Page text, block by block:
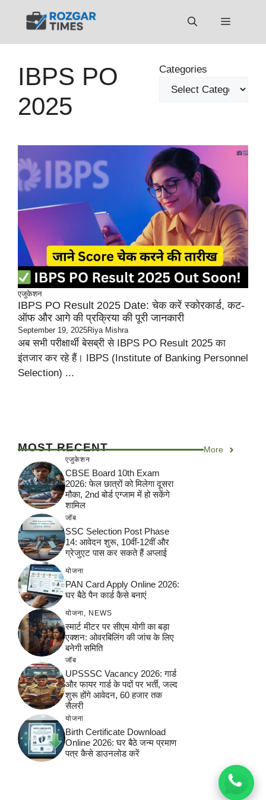
Menu
IBPS PO
2025
Categories
एजुकेशन
IBPS PO Result 2025 Date: चेक करें स्कोरकार्ड, कट-
ऑफ और आगे की प्रक्रिया की पूरी जानकारी
September 19, 2025Riya Mishra
अब सभी परीक्षार्थी बेसब्री से IBPS PO Result 2025 का
इंतजार कर रहे हैं। IBPS (Institute of Banking Personnel
Selection) ...
MOST RECENT More
एजुकेशन
CBSE Board 10th Exam
2026: फेल छात्रों को मिलेगा दूसरा
मौका, 2nd बोर्ड एग्जाम में हो सकेंगे
शामिल
जॉब
SSC Selection Post Phase
14: आवेदन शुरू, 10वीं-12वीं और
ग्रेजुएट पास कर सकते हैं अप्लाई
योजना
PAN Card Apply Online 2026:
घर बैठे पैन कार्ड कैसे बनाएं
योजना NEWS
स्मार्ट मीटर पर सीएम योगी का बड़ा
एक्शन: ओवरबिलिंग की जांच के लिए
बनेगी समिति
जॉब
UPSSSC Vacancy 2026: गार्ड
और फायर गार्ड के पदों पर भर्ती, जल्द
शुरू होंगे आवेदन, 60 हजार तक
सैलरी
योजना
Birth Certificate Download
Online 2026: घर बैठे जन्म प्रमाण
पत्र कैसे डाउनलोड करें